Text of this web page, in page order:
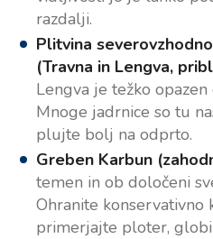
razdalji.
Plitvina
(Travna in Lengva,
Lengva je težko
Mnoge jadrnice so tu
plujte bolj na odprto.
Greben Karbun
temen in ob določeni
Ohranite konservativno
primerjajte ploter,